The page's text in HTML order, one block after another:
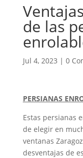
de las
Jul 4, 2023 | 0
PERSIANAS
Estas persianas
de elegir en
ventanas
desventajas de